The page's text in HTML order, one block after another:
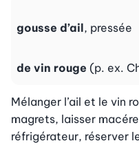
gousse d’ail, pressée
de vin rouge (p. ex.
Mélanger l’ail et le vin
magrets, laisser
réfrigérateur, réserver